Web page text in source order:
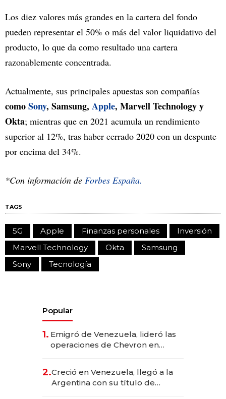
Los diez valores más grandes en la cartera del fondo
pueden representar el 50% o más del valor liquidativo del
producto, lo que da como resultado una cartera
razonablemente concentrada.
Actualmente, sus principales apuestas son compañías
comoSony, Samsung, Apple, Marvell Technology y
Okta; mientras que en 2021 acumula un rendimiento
superior al 12%, tras haber cerrado 2020 con un despunte
por encima del 34%.
*Con información de Forbes España.
TAGS
5G Apple Finanzas personales
Inversión
Marvell Technology
Okta
Samsung
Sony
Tecnología
Popular
1. Emigró de Venezuela, lideró las
operaciones de Chevron en
2.Creció en Venezuela, llegó a la
Argentina con su título de